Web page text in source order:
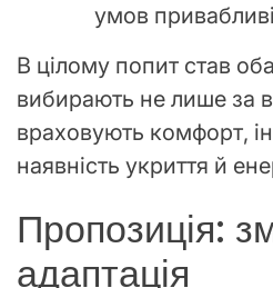
умов
В цілому попит став
вибирають не лише за
враховують комфорт,
наявність укриття й
Пропозиція:
адаптація